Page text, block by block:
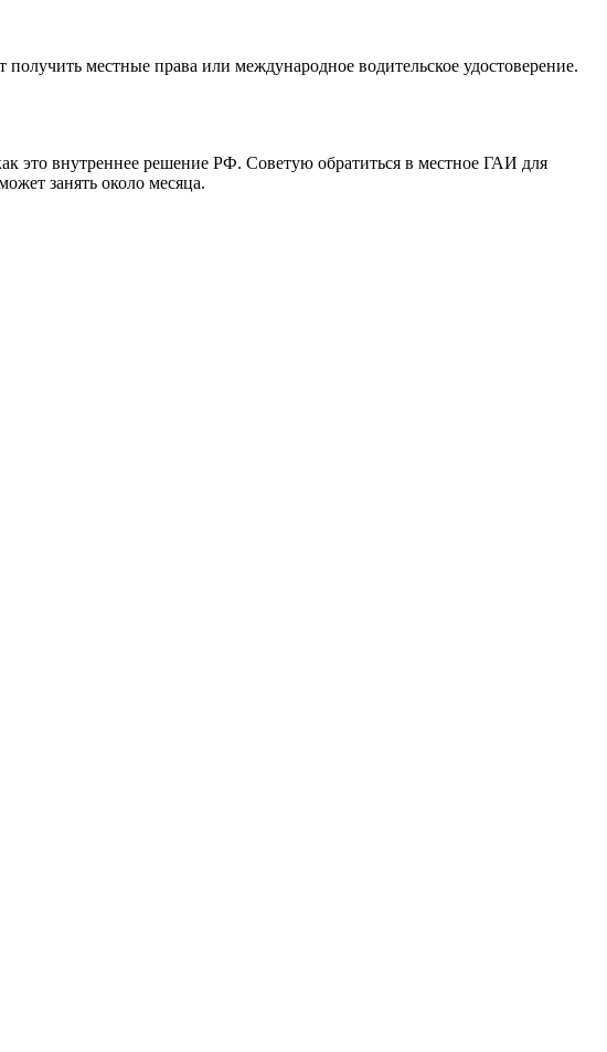
местные права или международное водительское удостоверение.
это внутреннее решение РФ. Советую обратиться в местное ГАИ для
занять около месяца.